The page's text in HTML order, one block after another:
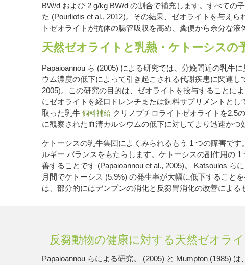
BW/d および 2 g/kg BW/d の割合で補充します。すべての
た (Pourliotis et al., 2012)。その結果、ゼオライトを与え
トゼオライトが抗体の腸管吸収を高め、糞便から余分な
天然ゼオライトと乳熱・ケトーシスの
Papaioannou ら (2005) による研究では、分娩間近の乳牛
ウム濃度の低下によって引き起こされる代謝疾患に関連
2005)。この研究の目的は、ゼオライトを投与することに
にゼオライトを経口ドレンチまたは飼料サプリメントと
取った乳牛 飼料補給 クリノプチロライトゼオライトを2.5
に観察された血清カルシウムの低下に対してより迅速かつ
ケトーシスの乳牛集団によくみられるもう 1 つの障害で
ルギー バランスをもたらします。ケトーシスの副作用の
善することです (Papaioannou et al., 2005)。 Katsoulos
月間でケトーシス (5.9%) の発生率が大幅に低下すること
は、部分的にはデンプンの消化と反芻胃消化の改善による
反芻動物の健康に対する天然ゼオラ
Papaioannou らによる研究。 (2005) と Mumpton (1985)